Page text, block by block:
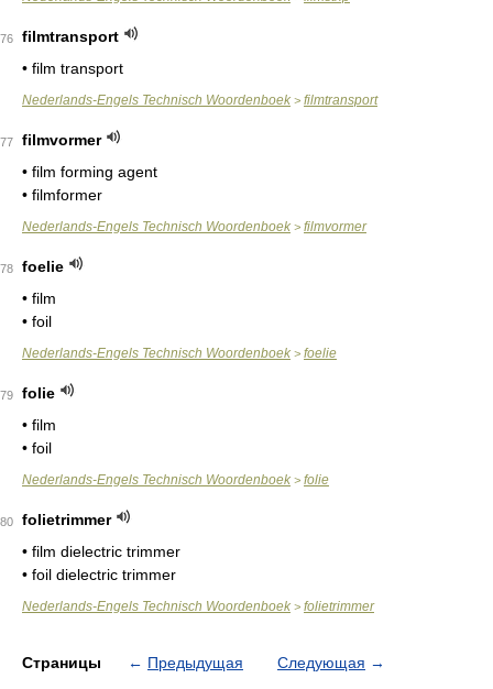
76
filmtransport
• film transport
Nederlands-Engels Technisch Woordenboek > filmtransport
77
filmvormer
• film forming agent
• filmformer
Nederlands-Engels Technisch Woordenboek > filmvormer
78
foelie
• film
• foil
Nederlands-Engels Technisch Woordenboek > foelie
79
folie
• film
• foil
Nederlands-Engels Technisch Woordenboek > folie
80
folietrimmer
• film dielectric trimmer
• foil dielectric trimmer
Nederlands-Engels Technisch Woordenboek > folietrimmer
Страницы ← Предыдущая Следующая →